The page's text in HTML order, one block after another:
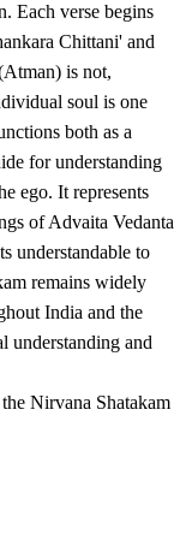
Each verse begins
Chittani' and
is not,
soul is one
both as a
for understanding
ego. It represents
of Advaita Vedanta
understandable to
remains widely
India and the
understanding and
Nirvana Shatakam